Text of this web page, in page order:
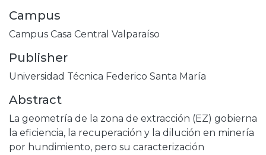
Campus
Campus Casa Central Valparaíso
Publisher
Universidad Técnica Federico Santa María
Abstract
La geometría de la zona de extracción (EZ) gobierna
la eficiencia, la recuperación y la dilución en minería
por hundimiento, pero su caracterización